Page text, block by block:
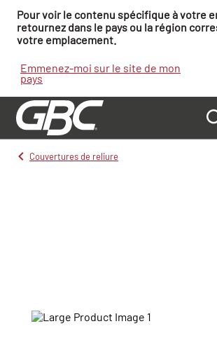
Pour voir le contenu spécifique à votre
retournez dans le pays ou la région
votre emplacement.
Emmenez-moi sur le site de mon
pays
Couvertures de reliure